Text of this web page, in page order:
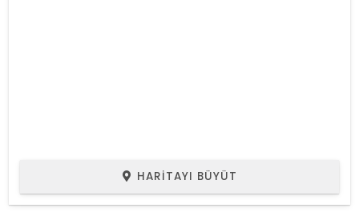
HARITAYI BÜYÜT